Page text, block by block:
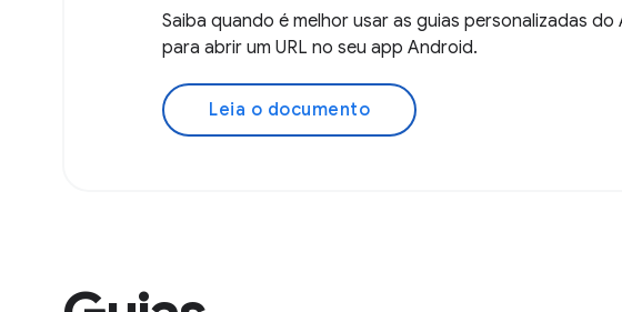
Saiba quando é melhor usar as guias personalizadas do
para abrir um URL no seu app Android.
Leia o documento